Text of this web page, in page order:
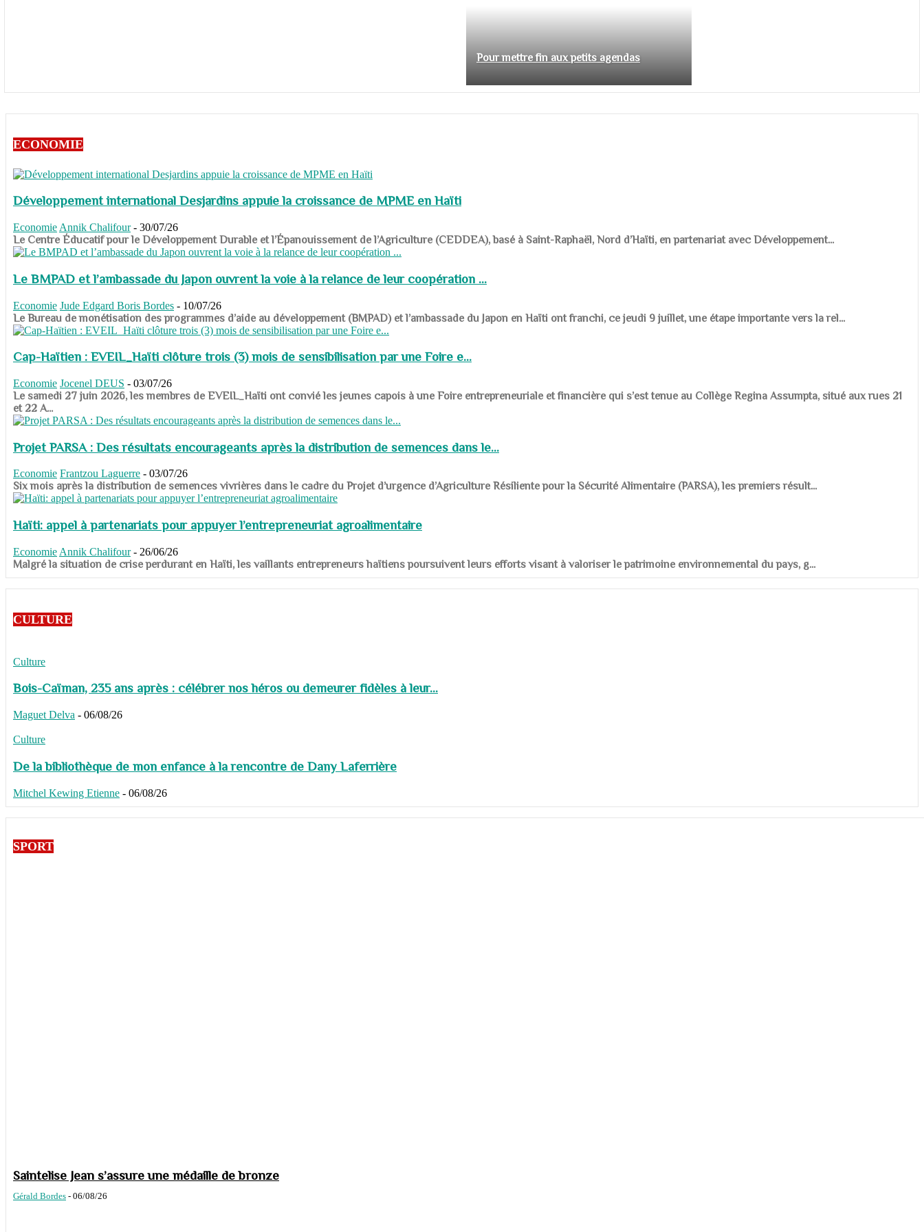
Pour mettre fin aux petits agendas
ECONOMIE
Développement international Desjardins appuie la croissance de MPME en Haïti
Economie Annik Chalifour - 30/07/26
​​​​​​​Le Centre Éducatif pour le Développement Durable et l’Épanouissement de l’Agriculture (CEDDEA), basé à Saint-Raphaël, Nord d’Haïti, en partenariat avec Développement...
Le BMPAD et l’ambassade du Japon ouvrent la voie à la relance de leur coopération ...
Economie Jude Edgard Boris Bordes - 10/07/26
​​​​​​​Le Bureau de monétisation des programmes d’aide au développement (BMPAD) et l’ambassade du Japon en Haïti ont franchi, ce jeudi 9 juillet, une étape importante vers la rel...
Cap-Haïtien : EVEIL_Haïti clôture trois (3) mois de sensibilisation par une Foire e...
Economie Jocenel DEUS - 03/07/26
Le samedi 27 juin 2026, les membres de EVEIL_Haïti ont convié les jeunes capois à une Foire entrepreneuriale et financière qui s’est tenue au Collège Regina Assumpta, situé aux rues 21
et 22 A...
Projet PARSA : Des résultats encourageants après la distribution de semences dans le...
Economie Frantzou Laguerre - 03/07/26
​​​​​​​Six mois après la distribution de semences vivrières dans le cadre du Projet d’urgence d’Agriculture Résiliente pour la Sécurité Alimentaire (PARSA), les premiers résult...
Haïti: appel à partenariats pour appuyer l’entrepreneuriat agroalimentaire
Economie Annik Chalifour - 26/06/26
​​​​​​​Malgré la situation de crise perdurant en Haïti, les vaillants entrepreneurs haïtiens poursuivent leurs efforts visant à valoriser le patrimoine environnemental du pays, g...
CULTURE
Culture
Bois-Caïman, 235 ans après : célébrer nos héros ou demeurer fidèles à leur...
Maguet Delva - 06/08/26
Culture
De la bibliothèque de mon enfance à la rencontre de Dany Laferrière
Mitchel Kewing Etienne - 06/08/26
SPORT
Saintelise Jean s’assure une médaille de bronze
Gérald Bordes - 06/08/26